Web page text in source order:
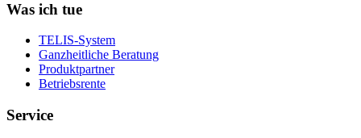
Was ich tue
TELIS-System
Ganzheitliche Beratung
Produktpartner
Betriebsrente
Service